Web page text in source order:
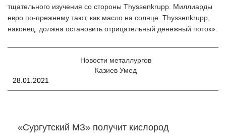
тщательного изучения со стороны Thyssenkrupp. Миллиарды
евро по-прежнему тают, как масло на солнце. Thyssenkrupp,
наконец, должна остановить отрицательный денежный поток».
Новости металлургов
Казиев Умед
28.01.2021
«Сургутский МЗ» получит кислород